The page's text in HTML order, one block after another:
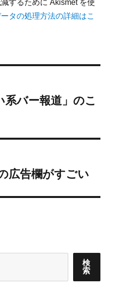
するために Akismet を使
タの処理方法の詳細はこ
系バー報道」のこ
広告欄がすごい
検
索